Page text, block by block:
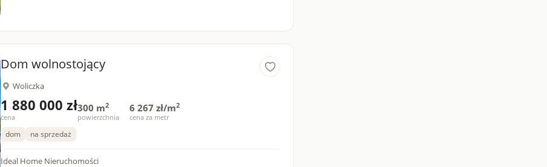
Dom wolnostojący
Woliczka
1 880 000 zł
cena
300 m2
powierzchnia
6 267 zł/m2
cena za metr
dom na sprzedaż
Ideal Home Nieruchomości